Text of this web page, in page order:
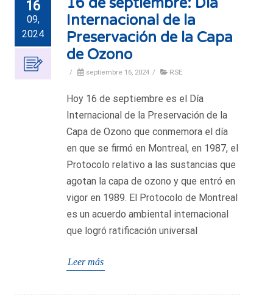
16
09,
2024
Internacional de la
Preservación de la Capa
de Ozono
/ septiembre 16, 2024 / RSE
Hoy 16 de septiembre es el Día
Internacional de la Preservación de la
Capa de Ozono que conmemora el día
en que se firmó en Montreal, en 1987, el
Protocolo relativo a las sustancias que
agotan la capa de ozono y que entró en
vigor en 1989. El Protocolo de Montreal
es un acuerdo ambiental internacional
que logró ratificación universal
Leer más